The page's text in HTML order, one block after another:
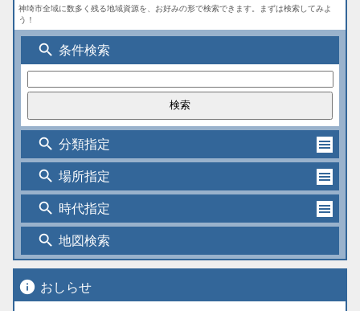
神埼市全域に数多く残る地域資源を、お好みの形で検索できます。まずは検索してみよ
う！
search 条件検索
search 分類指定
search 場所指定
search 時代指定
search 地図検索
info おしらせ